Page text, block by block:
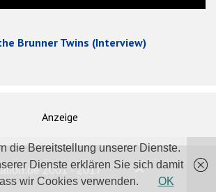
Brunner Twins (Interview)
Anzeige
2001 - 2017
die Bereitstellung unserer Dienste.
Dienste erklären Sie sich damit
wir Cookies verwenden.
OK